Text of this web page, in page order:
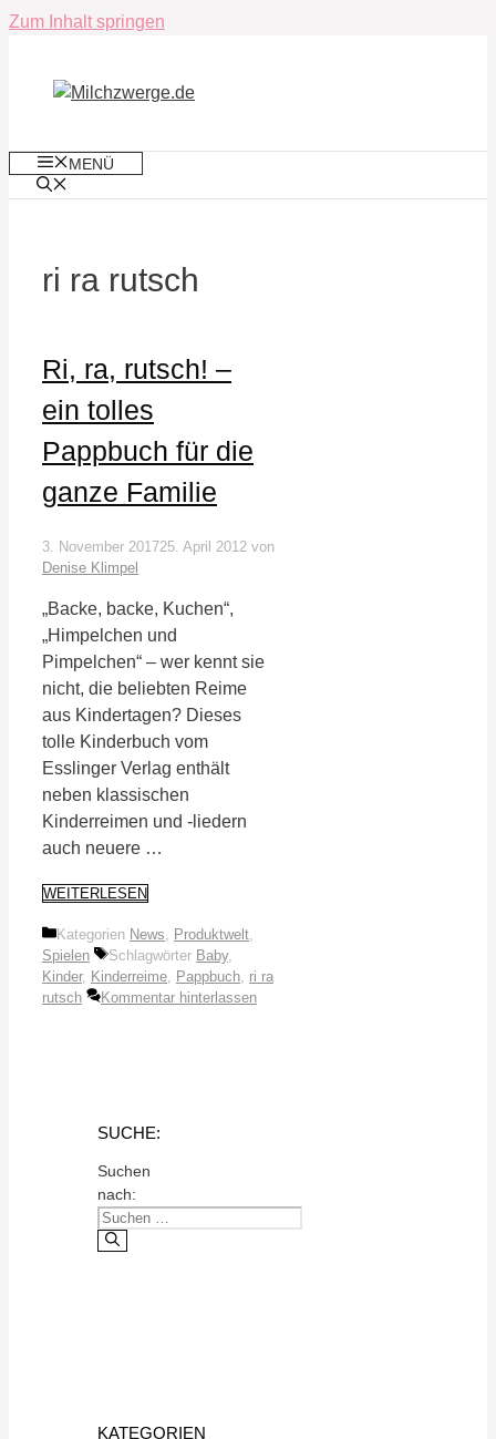
Zum Inhalt springen
MENÜ
ri ra rutsch
Ri, ra, rutsch! –
ein tolles
Pappbuch für die
ganze Familie
3. November 201725. April 2012 von
Denise Klimpel
„Backe, backe, Kuchen“,
„Himpelchen und
Pimpelchen“ – wer kennt sie
nicht, die beliebten Reime
aus Kindertagen? Dieses
tolle Kinderbuch vom
Esslinger Verlag enthält
neben klassischen
Kinderreimen und -liedern
auch neuere …
WEITERLESEN
Kategorien News Produktwelt
Spielen
Schlagwörter Baby,
Kinder, Kinderreime Pappbuch ri ra
rutsch
Kommentar hinterlassen
SUCHE:
Suchen
nach:
KATEGORIEN